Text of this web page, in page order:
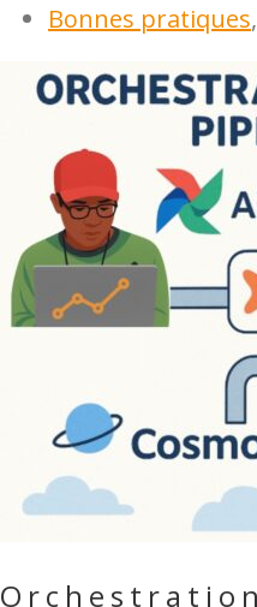
Bonnes pratiques,